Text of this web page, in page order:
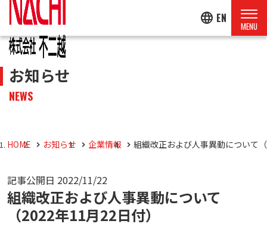
language EN
お知らせ
NEWS
HOME お知らせ 企業情報 組織改正および人事異動について
記事公開日 2022/11/22
組織改正および人事異動について
（2022年11月22日付）